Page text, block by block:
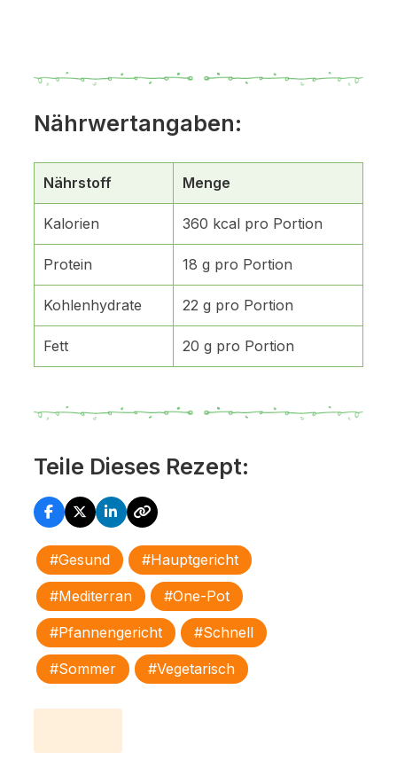
Nährwertangaben:
Nährstoff Menge
Kalorien 360 kcal pro Portion
Protein 18 g pro Portion
Kohlenhydrate 22 g pro Portion
Fett 20 g pro Portion
Teile Dieses Rezept:
#gesund #Hauptgericht
#mediterran #One-Pot
#Pfannengericht #schnell
#Sommer #vegetarisch